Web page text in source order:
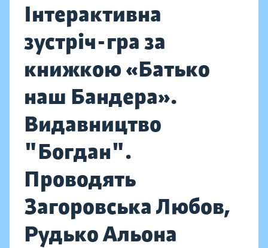
Інтерактивна
зустріч-гра за
книжкою «Батько
наш Бандера».
Видавництво
"Богдан".
Проводять
Загоровська Любов,
Рудько Альона